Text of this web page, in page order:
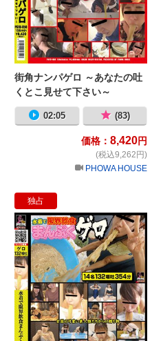
街角ナンパゲロ ～あなたの吐
くとこ見せて下さい～
02:05 (83)
価格： 8,420円
(税込9,262円)
PHOWA HOUSE
独占